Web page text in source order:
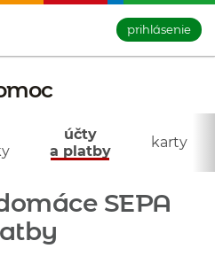
prihlásenie
účty
a platby
karty
SEPA